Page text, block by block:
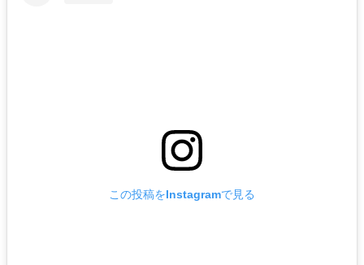
この投稿をInstagramで見る